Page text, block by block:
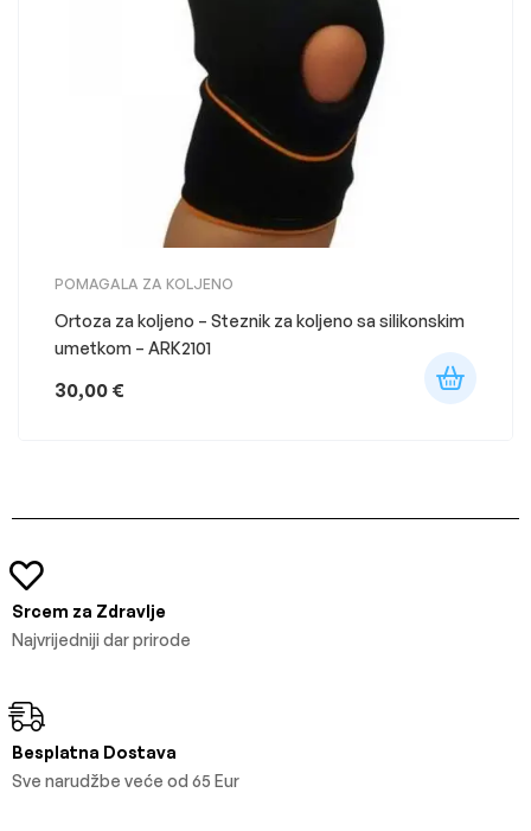
POMAGALA ZA KOLJENO
Ortoza za koljeno – Steznik za koljeno sa silikonskim
umetkom – ARK2101
30,00 €
Srcem za Zdravlje
Najvrijedniji dar prirode
Besplatna Dostava
Sve narudžbe veće od 65 Eur